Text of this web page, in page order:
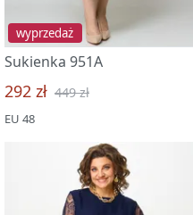
wyprzedaż
Sukienka 951A
292 zł 449 zł
EU 48